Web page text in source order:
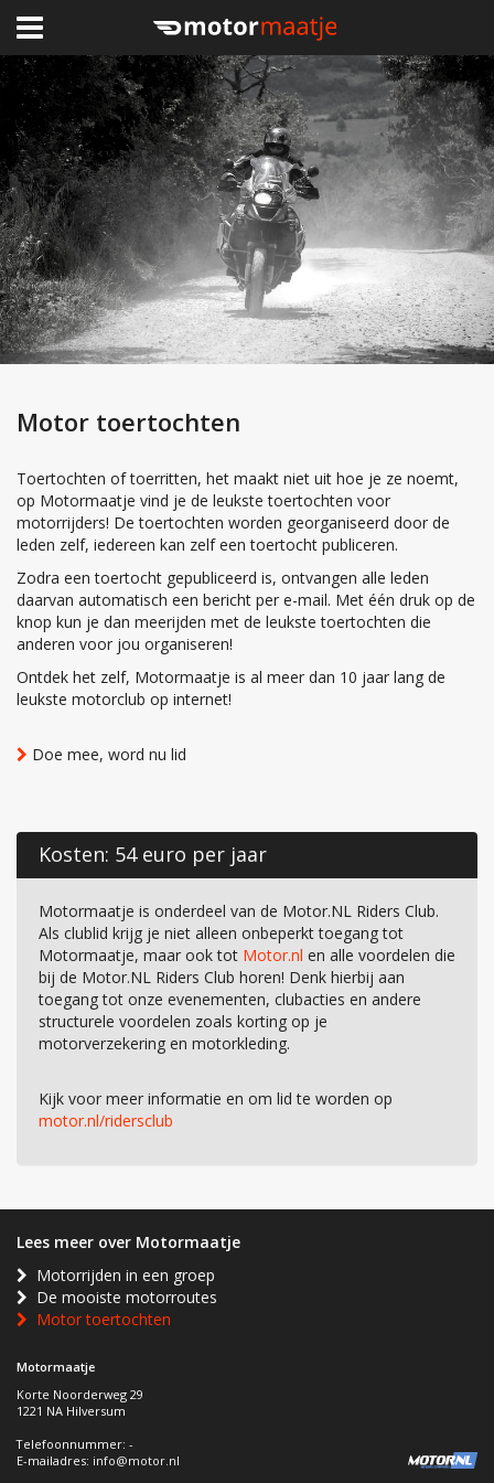
Motor toertochten
Toertochten of toerritten, het maakt niet uit hoe je ze noemt,
op Motormaatje vind je de leukste toertochten voor
motorrijders! De toertochten worden georganiseerd door de
leden zelf, iedereen kan zelf een toertocht publiceren.
Zodra een toertocht gepubliceerd is, ontvangen alle leden
daarvan automatisch een bericht per e-mail. Met één druk op de
knop kun je dan meerijden met de leukste toertochten die
anderen voor jou organiseren!
Ontdek het zelf, Motormaatje is al meer dan 10 jaar lang de
leukste motorclub op internet!
Doe mee, word nu lid
Kosten: 54 euro per jaar
Motormaatje is onderdeel van de Motor.NL Riders Club.
Als clublid krijg je niet alleen onbeperkt toegang tot
Motormaatje, maar ook tot Motor.nl en alle voordelen die
bij de Motor.NL Riders Club horen! Denk hierbij aan
toegang tot onze evenementen, clubacties en andere
structurele voordelen zoals korting op je
motorverzekering en motorkleding.
Kijk voor meer informatie en om lid te worden op
motor.nl/ridersclub
Lees meer over Motormaatje
Motorrijden in een groep
De mooiste motorroutes
Motor toertochten
Motormaatje
Korte Noorderweg 29
1221 NA Hilversum
Telefoonnummer: -
E-mailadres: info@motor.nl
×
Home
Clubhuis
Toerritten
Lid worden
Over Motormaatje
Inloggen